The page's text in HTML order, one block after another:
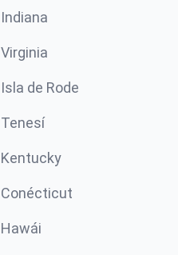
Indiana
Virginia
Isla de Rode
Tenesí
Kentucky
Conécticut
Hawái